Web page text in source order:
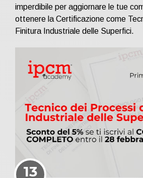
imperdibile per aggiornare le tue
ottenere la Certificazione come
Finitura Industriale delle Superfici.
13